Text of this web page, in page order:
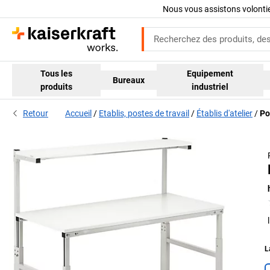
Nous vous assistons
Tous les
produits
Bureaux
Equipement
industriel
Retour Accueil Etablis, postes de travail Établis d'atelier